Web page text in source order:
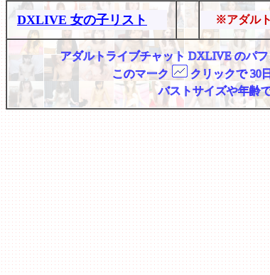
DXLIVE 女の子リスト ※アダル
アダルトライブチャット DXLIVE のパ
このマーク
クリックで 30
バストサイズや年齢